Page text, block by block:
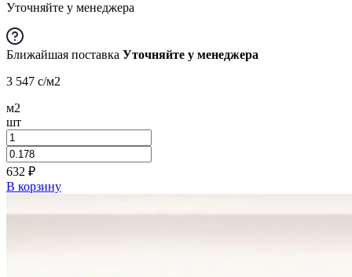
Уточняйте у менеджера
Ближайшая поставка Уточняйте у менеджера
3 547 c/м2
м2
шт
632 ₽
В корзину